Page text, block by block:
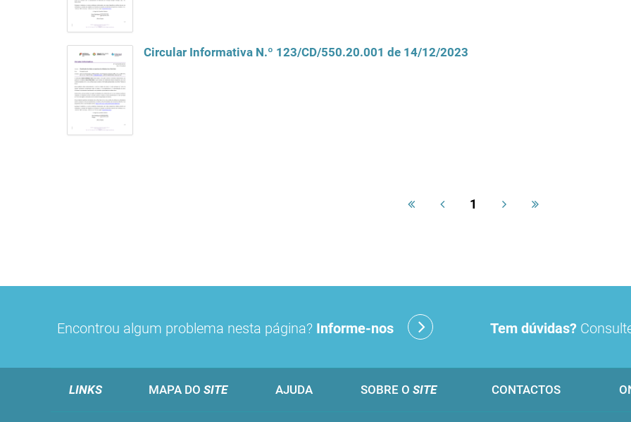
Circular Informativa N.º 123/CD/550.20.001 de 14/12/2023
1
Encontrou algum problema nesta página? Informe-nos Tem dúvidas?
LINKS MAPA DO SITE AJUDA SOBRE O SITE CONTACTOS